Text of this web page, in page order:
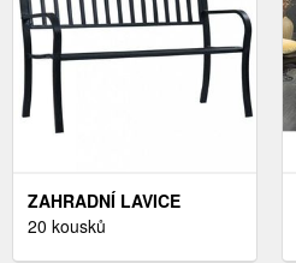
ZAHRADNÍ LAVICE
ČERNÁ OCEL
20 kousků